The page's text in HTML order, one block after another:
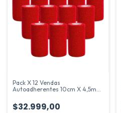
Pack X 12 Vendas
Autoadherentes 10cm X 4,5m
$32.999,00